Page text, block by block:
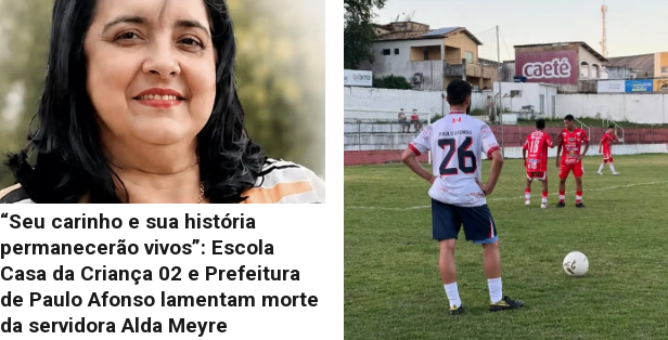
“Seu carinho e sua história
permanecerão vivos”: Escola
Casa da Criança 02 e Prefeitura
de Paulo Afonso lamentam morte
da servidora Alda Meyre